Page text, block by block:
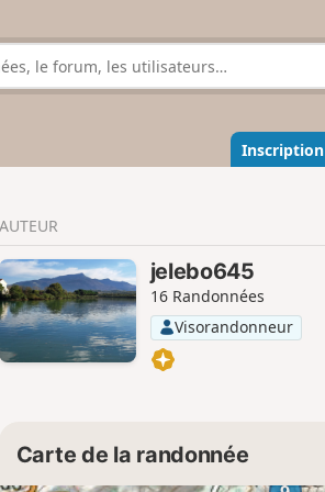
Inscription
AUTEUR
jelebo645
16 Randonnées
Visorandonneur
Carte de la randonnée